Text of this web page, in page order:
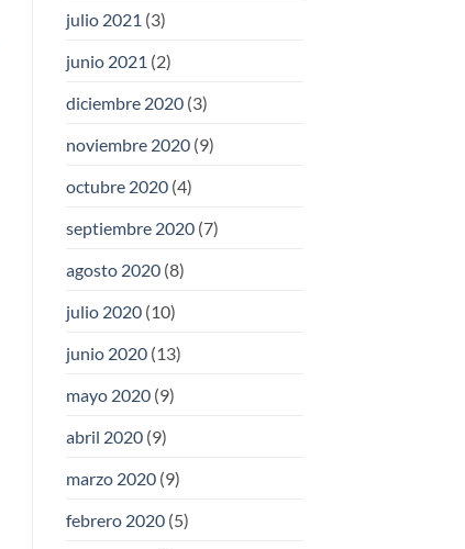
julio 2021 (3)
junio 2021 (2)
diciembre 2020(3)
noviembre 2020(9)
octubre 2020(4)
septiembre 2020(7)
agosto 2020(8)
julio 2020(10)
junio 2020(13)
mayo 2020(9)
abril 2020(9)
marzo 2020(9)
febrero 2020(5)